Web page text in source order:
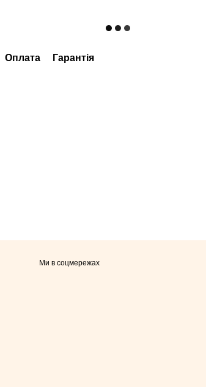
Оплата Гарантія
Ми в соцмережах